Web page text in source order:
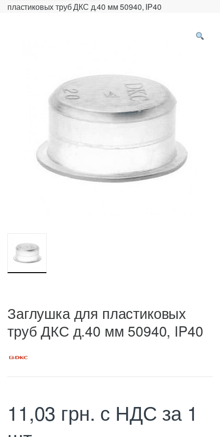
пластиковых труб ДКС д.40 мм 50940, IP40
Заглушка для пластиковых
труб ДКС д.40 мм 50940, IP40
11,03 грн. с НДС за 1